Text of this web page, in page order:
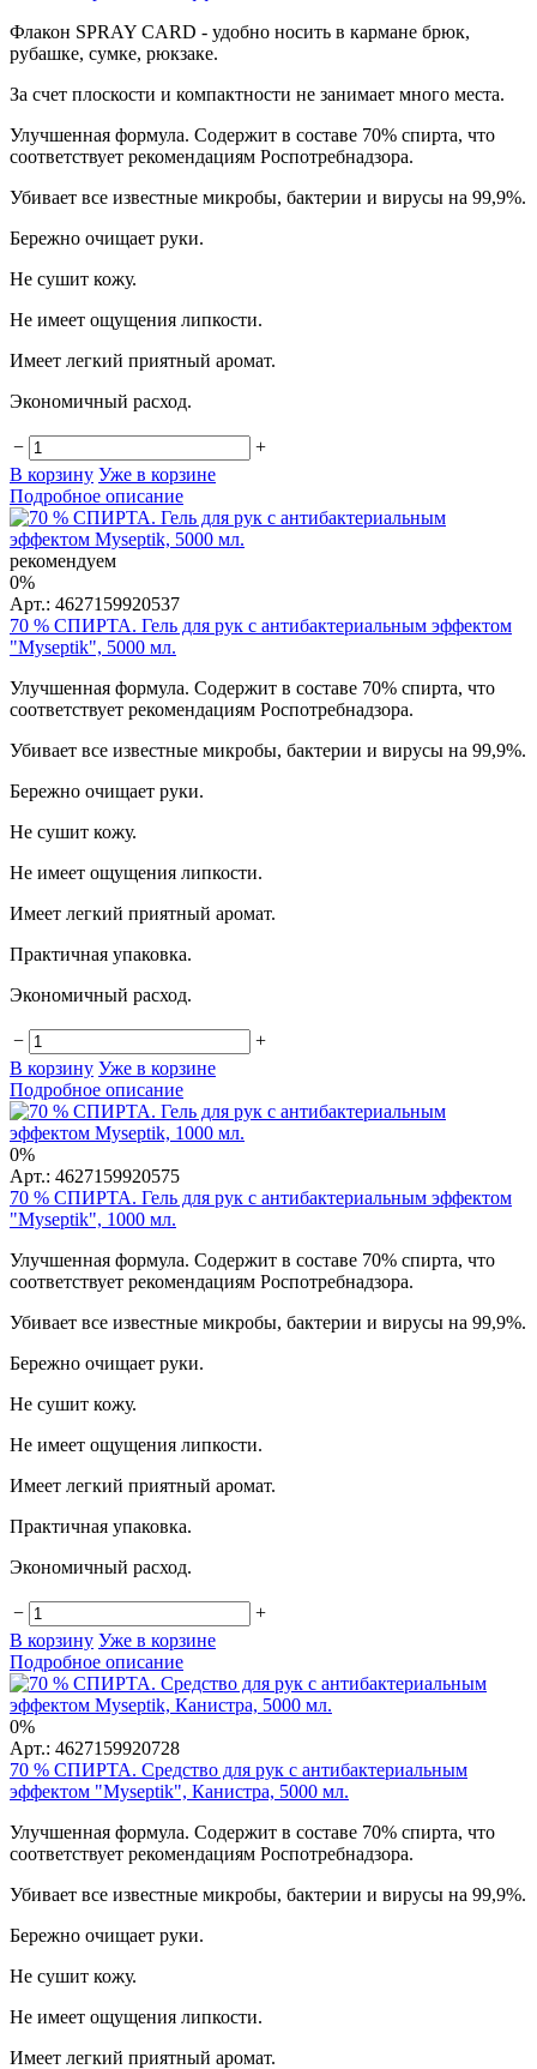
Флакон SPRAY CARD - удобно носить в кармане брюк,
рубашке, сумке, рюкзаке.
За счет плоскости и компактности не занимает много места.
Улучшенная формула. Содержит в составе 70% спирта, что
соответствует рекомендациям Роспотребнадзора.
Убивает все известные микробы, бактерии и вирусы на 99,9%.
Бережно очищает руки.
Не сушит кожу.
Не имеет ощущения липкости.
Имеет легкий приятный аромат.
Экономичный расход.
−
+
В корзину Уже в корзине
Подробное описание
рекомендуем
0%
Арт.: 4627159920537
70 % СПИРТА. Гель для рук с антибактериальным эффектом
"Myseptik", 5000 мл.
Улучшенная формула. Содержит в составе 70% спирта, что
соответствует рекомендациям Роспотребнадзора.
Убивает все известные микробы, бактерии и вирусы на 99,9%.
Бережно очищает руки.
Не сушит кожу.
Не имеет ощущения липкости.
Имеет легкий приятный аромат.
Практичная упаковка.
Экономичный расход.
−
+
В корзину Уже в корзине
Подробное описание
0%
Арт.: 4627159920575
70 % СПИРТА. Гель для рук с антибактериальным эффектом
"Myseptik", 1000 мл.
Улучшенная формула. Содержит в составе 70% спирта, что
соответствует рекомендациям Роспотребнадзора.
Убивает все известные микробы, бактерии и вирусы на 99,9%.
Бережно очищает руки.
Не сушит кожу.
Не имеет ощущения липкости.
Имеет легкий приятный аромат.
Практичная упаковка.
Экономичный расход.
−
+
В корзину Уже в корзине
Подробное описание
0%
Арт.: 4627159920728
70 % СПИРТА. Средство для рук с антибактериальным
эффектом "Myseptik", Канистра, 5000 мл.
Улучшенная формула. Содержит в составе 70% спирта, что
соответствует рекомендациям Роспотребнадзора.
Убивает все известные микробы, бактерии и вирусы на 99,9%.
Бережно очищает руки.
Не сушит кожу.
Не имеет ощущения липкости.
Имеет легкий приятный аромат.